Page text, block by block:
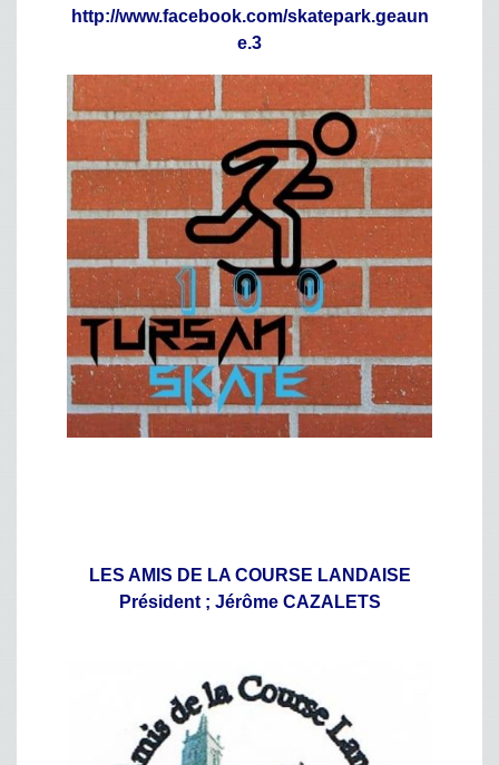
http://www.facebook.com/skatepark.geaun
e.3
LES AMIS DE LA COURSE LANDAISE
Président ; Jérôme CAZALETS